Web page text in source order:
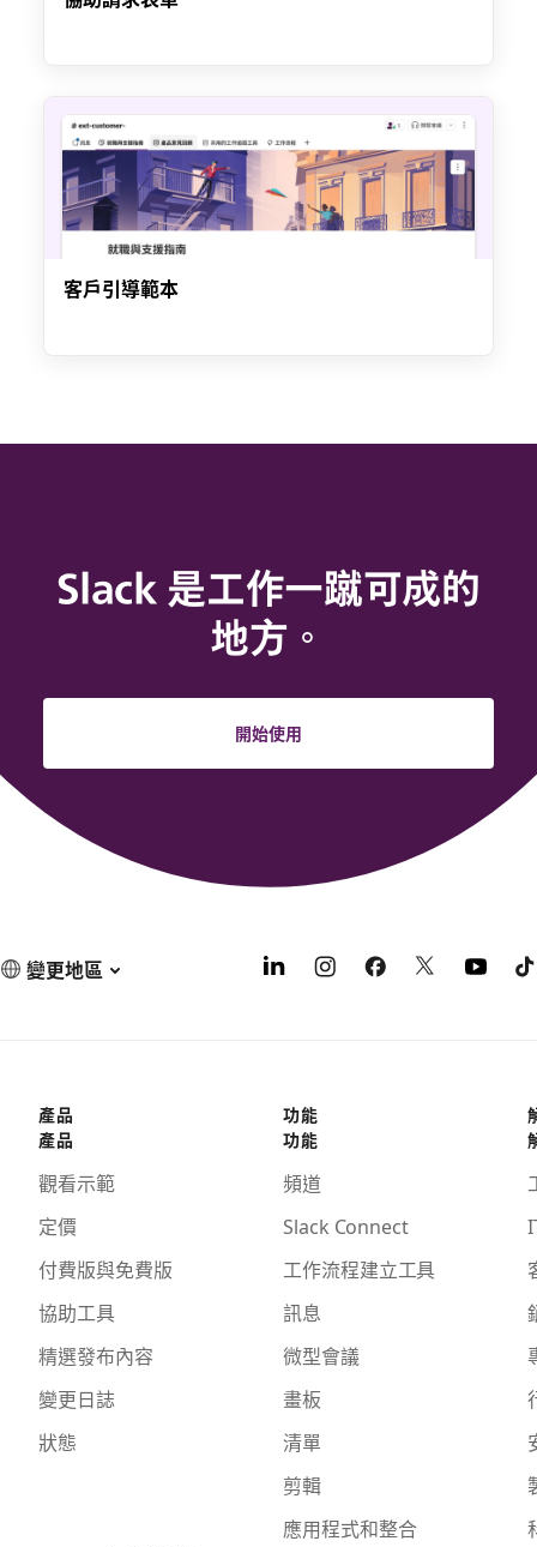
客戶引導範本
Slack 是工作一蹴可成的
地方。
開始使用
變更地區
產品
產品
觀看示範
定價
付費版與免費版
協助工具
精選發布內容
變更日誌
狀態
功能
功能
頻道
Slack Connect
工作流程建立工具
訊息
微型會議
畫板
清單
剪輯
應用程式和整合